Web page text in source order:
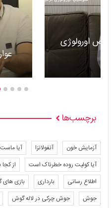
عوارض و علل گذاشتن
برچسب‌ها
آزمایش خون آنفولانزا
آیا
آیا کولیت روده خطرناک است
از
اطلاع رسانی
بارداری بازی های
جوش
جوش چرکی در لاله گوش